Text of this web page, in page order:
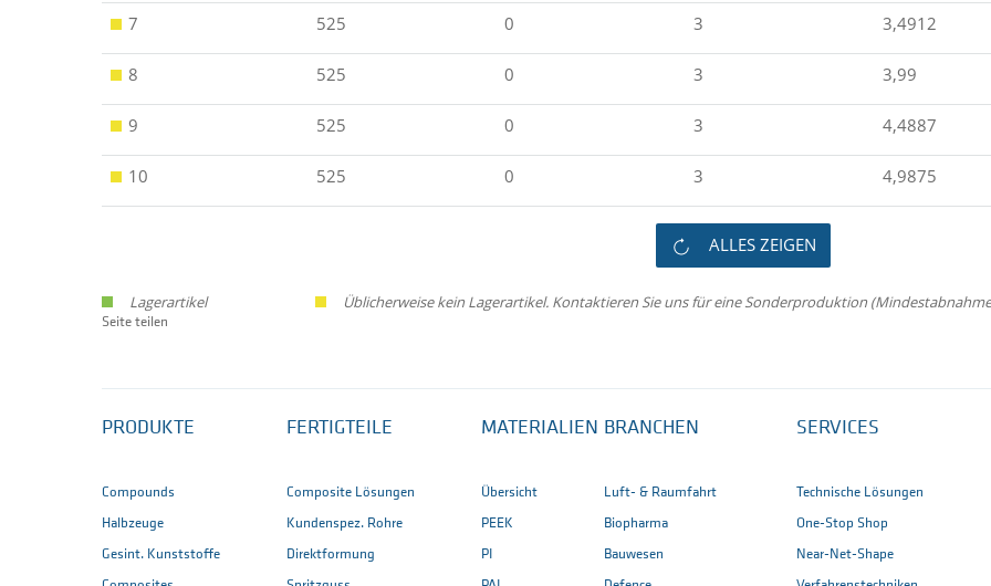
7 525 0 3 3,4912
8 525 0 3 3,99
9 525 0 3 4,4887
10 525 0 3 4,9875
ALLES ZEIGEN
Lagerartikel Üblicherweise kein Lagerartikel. Kontaktieren Sie uns für eine Sonderproduktion
Seite teilen
PRODUKTE
Compounds
Halbzeuge
Gesint. Kunststoffe
FERTIGTEILE
Composite Lösungen
Kundenspez. Rohre
Direktformung
MATERIALIEN
Übersicht
PEEK
PI
BRANCHEN
Luft- & Raumfahrt
Biopharma
Bauwesen
SERVICES
Technische Lösungen
One-Stop Shop
Near-Net-Shape